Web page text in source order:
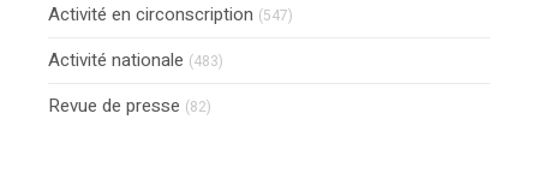
Activité en circonscription (547)
Activité nationale (483)
Revue de presse (82)